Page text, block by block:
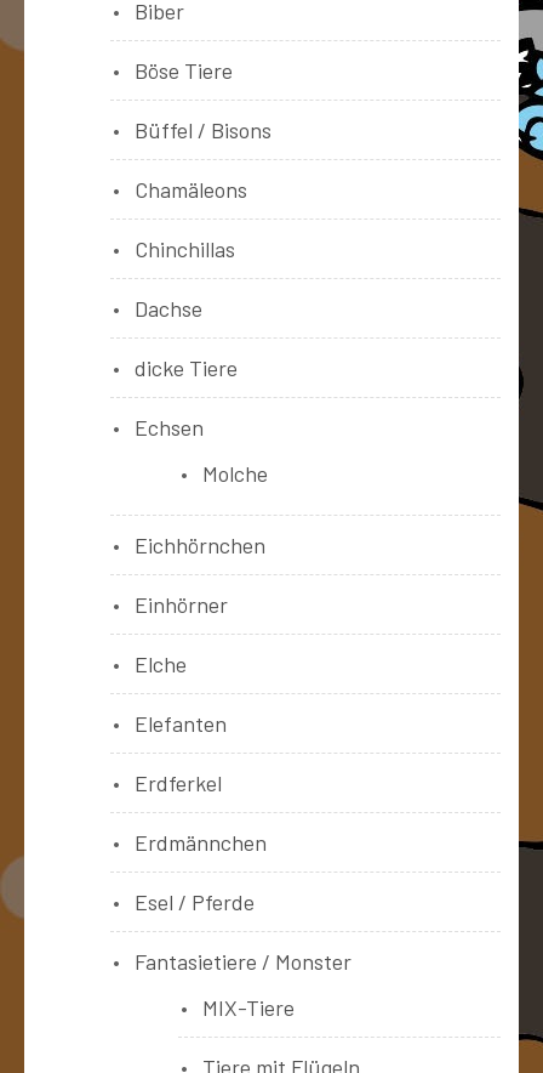
Biber
Böse Tiere
Büffel / Bisons
Chamäleons
Chinchillas
Dachse
dicke Tiere
Echsen
Molche
Eichhörnchen
Einhörner
Elche
Elefanten
Erdferkel
Erdmännchen
Esel / Pferde
Fantasietiere / Monster
MIX-Tiere
Tiere mit Flügeln